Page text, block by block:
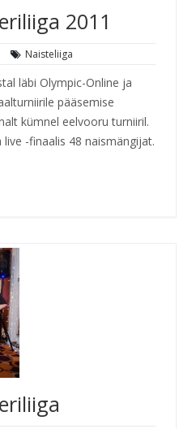
2011
Naisteliiga
läbi Olympic-Online ja
pääsemise
kümnel eelvooru turniiril.
-finaalis 48 naismängijat.